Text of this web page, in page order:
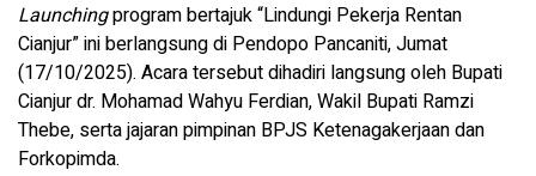
Launchingprogram bertajuk “Lindungi Pekerja Rentan
Cianjur” ini berlangsung di Pendopo Pancaniti, Jumat
(17/10/2025). Acara tersebut dihadiri langsung oleh Bupati
Cianjur dr. Mohamad Wahyu Ferdian, Wakil Bupati Ramzi
Thebe, serta jajaran pimpinan BPJS Ketenagakerjaan dan
Forkopimda.